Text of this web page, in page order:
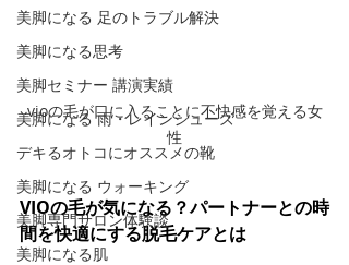
美脚になる 足のトラブル解決
美脚になる思考
美脚セミナー 講演実績
美脚になる 雨・レインシューズ
デキるオトコにオススメの靴
美脚になる ウォーキング
美脚専門サロン体験談
美脚になる肌
vioの毛が口に入ることに不快感を覚える女
性
VIOの毛が気になる？パートナーとの時
間を快適にする脱毛ケアとは